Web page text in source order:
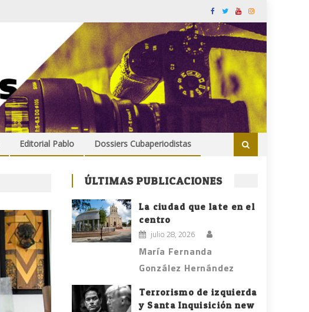
Editorial Pablo Dossiers Cubaperiodistas
ÚLTIMAS PUBLICACIONES
La ciudad que late en el
centro
julio 28, 2026
María Fernanda
González Hernández
Terrorismo de izquierda
y Santa Inquisición new